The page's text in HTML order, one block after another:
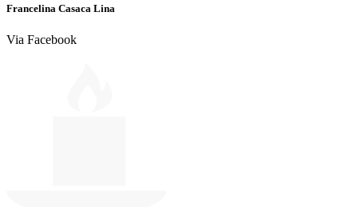
Francelina Casaca Lina
Via Facebook